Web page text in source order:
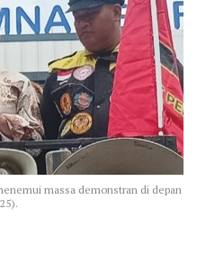
massa demonstran di depan